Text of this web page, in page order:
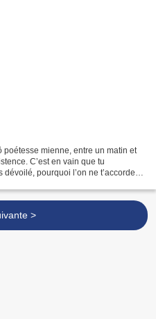
poétesse mienne, entre un matin et
C’est en vain que tu
pourquoi l’on ne t’accorde
>